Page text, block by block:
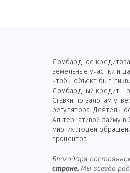
Ломбардное
земельные участки и
чтобы объект был
Ломбардный кредит –
Ставки по залогам
регулятора.
Альтернативой займу
многих людей
процентов.
Благодаря
стране. Мы всегда